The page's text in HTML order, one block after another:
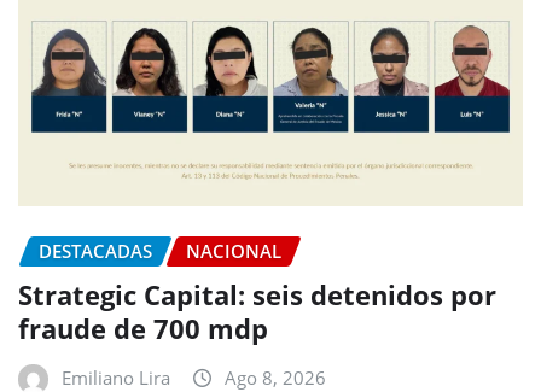
DESTACADAS NACIONAL
Strategic Capital: seis detenidos por
fraude de 700 mdp
Emiliano Lira Ago 8, 2026